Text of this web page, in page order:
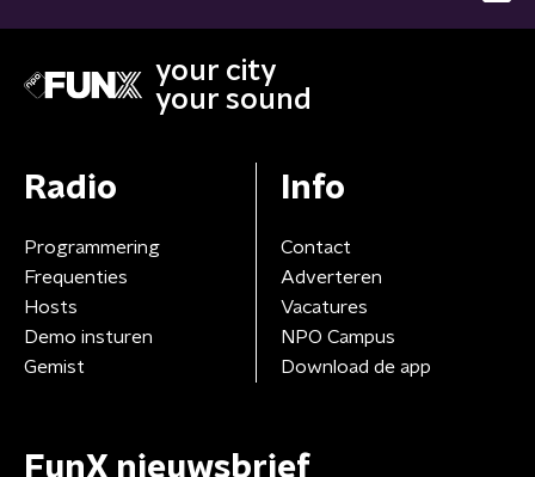
your city
your sound
Radio
Programmering
Frequenties
Hosts
Demo insturen
Gemist
Info
Contact
Adverteren
Vacatures
NPO Campus
Download de app
FunX nieuwsbrief